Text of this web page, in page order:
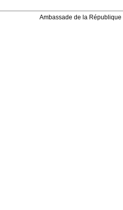
Ambassade de la